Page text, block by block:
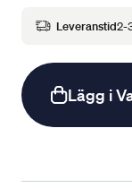
Leveranstid2-
Lägg i